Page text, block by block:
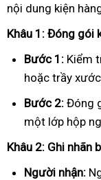
nội dung kiện
Khâu 1: Đóng gói
Bước 1: Kiểm
hoặc trầy
Bước 2: Đóng
một lớp hộp
Khâu 2: Ghi nhãn
Người nhận: